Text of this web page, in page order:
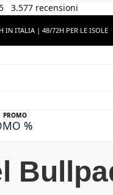
3.577 recensioni
IN ITALIA | 48/72H PER LE ISOLE
%
PROMO